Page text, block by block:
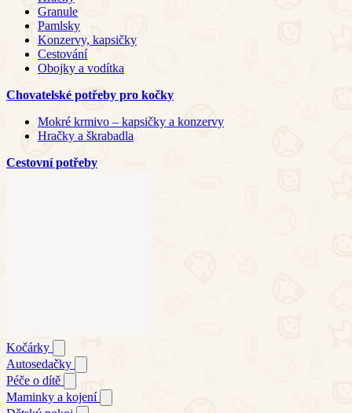
Granule
Pamlsky
Konzervy, kapsičky
Cestování
Obojky a vodítka
Chovatelské potřeby pro kočky
Mokré krmivo – kapsičky a konzervy
Hračky a škrabadla
Cestovní potřeby
Kočárky
Autosedačky
Péče o dítě
Maminky a kojení